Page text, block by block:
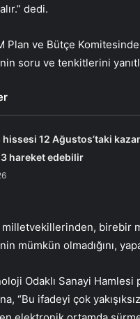
dedi.
Plan ve Bütçe
soru ve tenkitlerini
12 Ağustos’taki
hareket edebilir
birebir
mümkün olmadığını,
Odaklı Sanayi
“Bu ifadeyi çok